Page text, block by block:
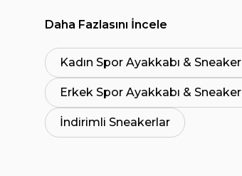
Daha Fazlasını İncele
Kadın Spor Ayakkabı & Sneaker
Erkek Spor Ayakkabı & Sneaker
İndirimli Sneakerlar